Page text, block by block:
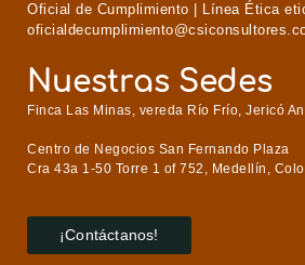
Oficial de Cumplimiento | Línea Ética
Nuestras Sedes
Finca Las Minas, vereda Río Frío, Jericó
Centro de Negocios San Fernando Plaza
Cra 43a 1-50 Torre 1 of 752, Medellín,
¡Contáctanos!